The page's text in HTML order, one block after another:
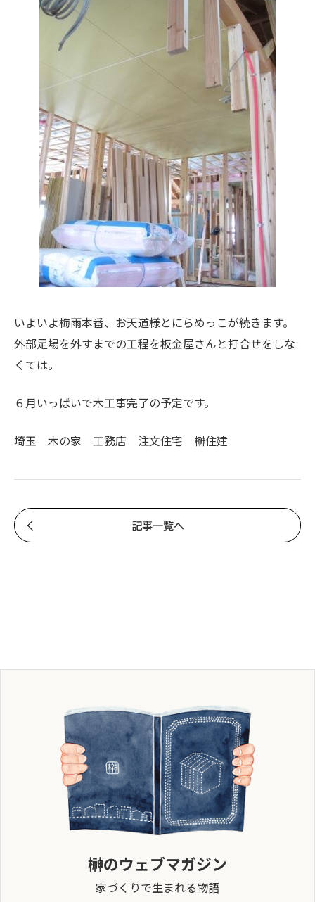
いよいよ梅雨本番、お天道様とにらめっこが続きます。
外部足場を外すまでの工程を板金屋さんと打合せをしな
くては。
６月いっぱいで木工事完了の予定です。
埼玉 木の家 工務店 注文住宅 榊住建
記事一覧へ
榊のウェブマガジン
家づくりで生まれる物語